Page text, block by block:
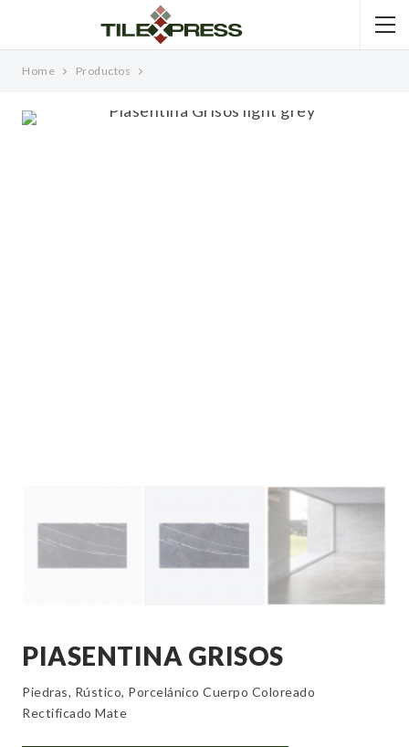
Home Productos
PIASENTINA GRISOS
Piedras, Rústico, Porcelánico Cuerpo Coloreado
Rectificado Mate